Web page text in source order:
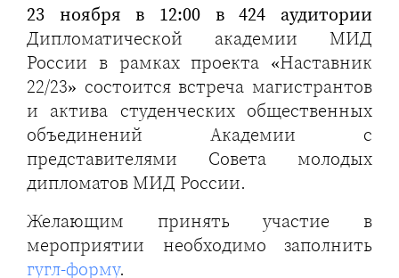
23 ноября в 12:00 в 424 аудитории
Дипломатической академии МИД
России в рамках проекта «Наставник
22/23» состоится встреча магистрантов
и актива студенческих общественных
объединений Академии с
представителями Совета молодых
дипломатов МИД России.
Желающим принять участие в
мероприятии необходимо заполнить
гугл-форму.